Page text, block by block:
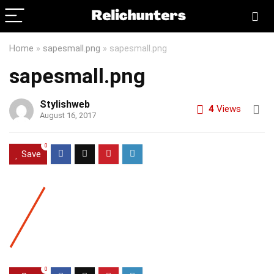
Home » sapesmall.png » sapesmall.png
sapesmall.png
Stylishweb
August 16, 2017
4 Views
Save
0
0